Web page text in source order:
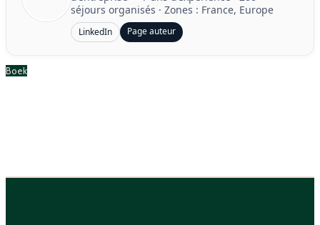
séjours organisés · Zones : France, Europe
LinkedIn Page auteur
Boek